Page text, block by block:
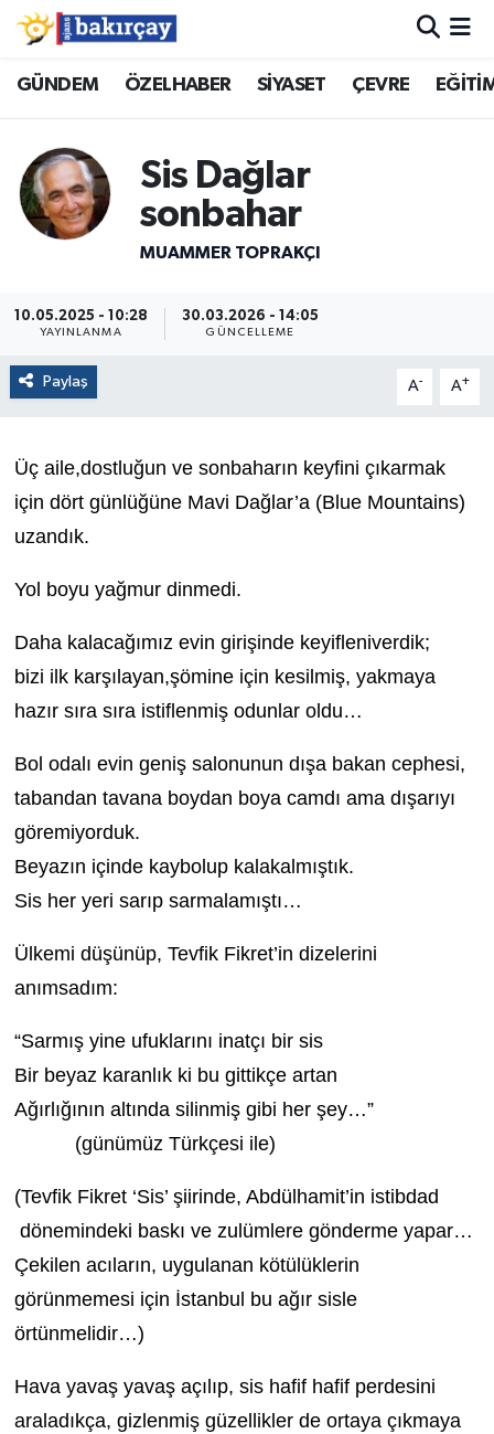
GÜNDEM ÖZELHABER SİYASET ÇEVRE
Sis Dağlar
sonbahar
MUAMMER TOPRAKÇI
10.05.2025 - 10:28
YAYINLANMA
30.03.2026 - 14:05
GÜNCELLEME
Paylaş A- A+
Üç aile,dostluğun ve sonbaharın keyfini çıkarmak
için dört günlüğüne Mavi Dağlar’a (Blue Mountains)
uzandık.
Yol boyu yağmur dinmedi.
Daha kalacağımız evin girişinde keyifleniverdik;
bizi ilk karşılayan,şömine için kesilmiş, yakmaya
hazır sıra sıra istiflenmiş odunlar oldu…
Bol odalı evin geniş salonunun dışa bakan cephesi,
tabandan tavana boydan boya camdı ama dışarıyı
göremiyorduk.
Beyazın içinde kaybolup kalakalmıştık.
Sis her yeri sarıp sarmalamıştı…
Ülkemi düşünüp, Tevfik Fikret’in dizelerini
anımsadım:
“Sarmış yine ufuklarını inatçı bir sis
Bir beyaz karanlık ki bu gittikçe artan
Ağırlığının altında silinmiş gibi her şey…”
(günümüz Türkçesi ile)
(Tevfik Fikret ‘Sis’ şiirinde, Abdülhamit’in istibdad
dönemindeki baskı ve zulümlere gönderme yapar…
Çekilen acıların, uygulanan kötülüklerin
görünmemesi için İstanbul bu ağır sisle
örtünmelidir…)
Hava yavaş yavaş açılıp, sis hafif hafif perdesini
araladıkça, gizlenmiş güzellikler de ortaya çıkmaya
İzmir Nöbetçi Eczaneler
İzmir Namaz Vakitleri
İzmir Trafik Yoğunluk Haritası
Süper Lig Puan Durumu ve Fikstür
Tüm Manşetler
Haber Arşivi